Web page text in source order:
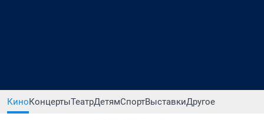
КиноКонцертыТеатрДетямСпортВыставкиДругое